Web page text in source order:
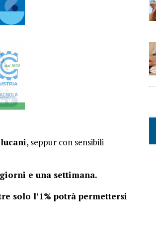
, seppur con sensibili
e una settimana.
solo l’1% potrà permettersi